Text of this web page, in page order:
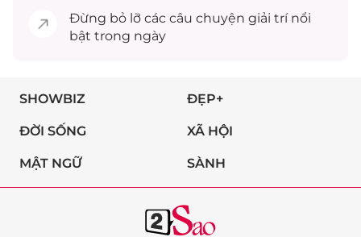
Đừng bỏ lỡ các câu chuyện giải trínổi
bật trong ngày
SHOWBIZ ĐẸP+
ĐỜI SỐNG XÃ HỘI
MẬT NGỮ SÀNH